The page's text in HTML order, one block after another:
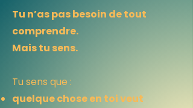
Tu n’as pas besoin de tout
comprendre.
Mais tu sens.
Tu sens que :
quelque chose en toi veut